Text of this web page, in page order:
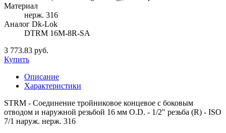
Материал
нерж. 316
Аналог Dk-Lok
DTRM 16M-8R-SA
3 773.83 руб.
Купить
Описание
Характеристики
STRM - Соединение тройниковое концевое с боковым
отводом и наружной резьбой 16 мм O.D. - 1/2" резьба (R) - ISO
7/1 наруж. нерж. 316